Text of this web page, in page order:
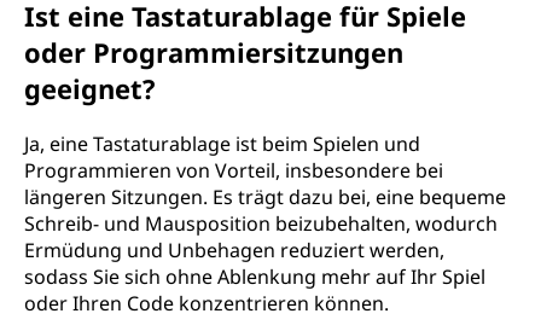
Ist eine Tastaturablage für Spiele
oder Programmiersitzungen
geeignet?
Ja, eine Tastaturablage ist beim Spielen und
Programmieren von Vorteil, insbesondere bei
längeren Sitzungen. Es trägt dazu bei, eine bequeme
Schreib- und Mausposition beizubehalten, wodurch
Ermüdung und Unbehagen reduziert werden,
sodass Sie sich ohne Ablenkung mehr auf Ihr Spiel
oder Ihren Code konzentrieren können.